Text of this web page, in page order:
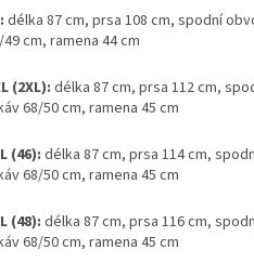
délka 87 cm, prsa 108 cm, spodní
cm, ramena 44 cm
(2XL):délka 87 cm, prsa 112 cm,
68/50 cm, ramena 45 cm
(46):délka 87 cm, prsa 114 cm,
68/50 cm, ramena 45 cm
(48): délka 87 cm, prsa 116 cm,
68/50 cm, ramena 45 cm